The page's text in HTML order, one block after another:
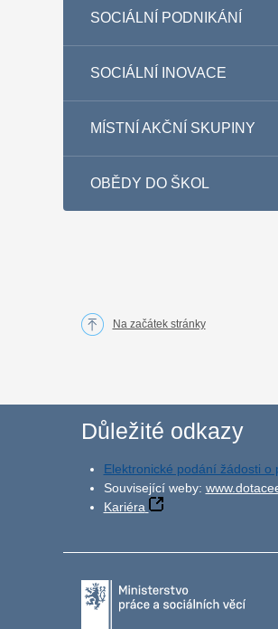
SOCIÁLNÍ PODNIKÁNÍ
SOCIÁLNÍ INOVACE
MÍSTNÍ AKČNÍ SKUPINY
OBĚDY DO ŠKOL
Na začátek stránky
Důležité odkazy
Elektronické podání žádosti o
Související weby:
Kariéra